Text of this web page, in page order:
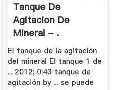
Tanque De
Agitacion De
Mineral - .
El tanque de la agitación
del mineral El tanque 1 de
... 2012; 0:43 tanque de
agitación by ... se puede